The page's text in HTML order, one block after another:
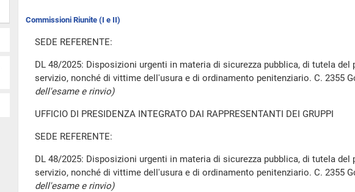
Commissioni Riunite (I e II)
SEDE REFERENTE:
DL 48/2025: Disposizioni urgenti in materia di sicurezza pubblica, di tutela del
servizio, nonché di vittime dell'usura e di ordinamento penitenziario. C. 2355
dell'esame e rinvio)
UFFICIO DI PRESIDENZA INTEGRATO DAI RAPPRESENTANTI DEI GRUPPI
SEDE REFERENTE:
DL 48/2025: Disposizioni urgenti in materia di sicurezza pubblica, di tutela del
servizio, nonché di vittime dell'usura e di ordinamento penitenziario. C. 2355
dell'esame e rinvio)